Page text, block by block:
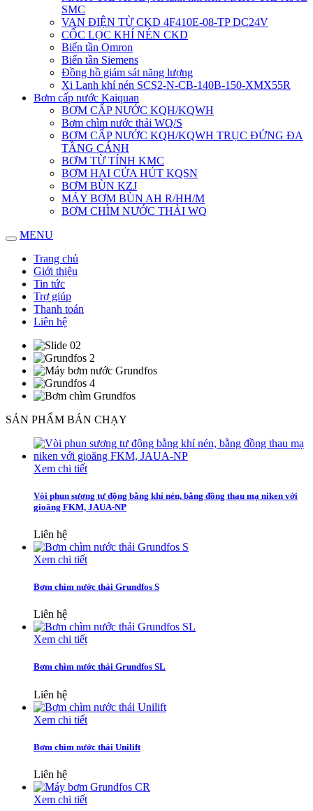
SMC
VAN ĐIỆN TỪ CKD 4F410E-08-TP DC24V
CỐC LỌC KHÍ NÉN CKD
Biến tần Omron
Biến tần Siemens
Đồng hồ giám sát năng lượng
Xi Lanh khí nén SCS2-N-CB-140B-150-XMX55R
Bơm cấp nước Kaiquan
BƠM CẤP NƯỚC KQH/KQWH
Bơm chìm nước thải WQ/S
BƠM CẤP NƯỚC KQH/KQWH TRỤC ĐỨNG ĐA
TẦNG CÁNH
BƠM TỪ TÍNH KMC
BƠM HAI CỬA HÚT KQSN
BƠM BÙN KZJ
MÁY BƠM BÙN AH R/HH/M
BƠM CHÌM NƯỚC THẢI WQ
MENU
Trang chủ
Giới thiệu
Tin tức
Trợ giúp
Thanh toán
Liên hệ
SẢN PHẨM BÁN CHẠY
Xem chi tiết
Vòi phun sương tự động bằng khí nén, bằng đồng thau mạ niken với
gioăng FKM, JAUA-NP
Liên hệ
Xem chi tiết
Bơm chìm nước thải Grundfos S
Liên hệ
Xem chi tiết
Bơm chìm nước thải Grundfos SL
Liên hệ
Xem chi tiết
Bơm chìm nước thải Unilift
Liên hệ
Xem chi tiết